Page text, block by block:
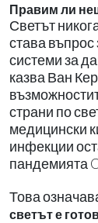
Правим ли
Светът
става въпрос
системи за
казва Ван
страни по
медицински
инфекции
пандемията
Това
светът е